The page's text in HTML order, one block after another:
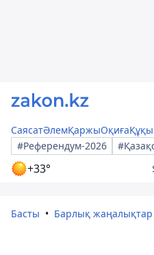
СаясатӘлемҚаржыОқиға
#Референдум-2026
+33°
Басты Барлық жаңалықтар